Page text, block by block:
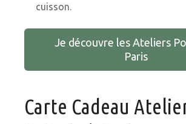
cuisson.
Je découvre les Ateliers
Paris
Carte Cadeau